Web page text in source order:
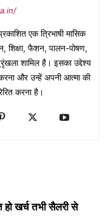
एक त्रिभाषी मासिक
शिक्षा, फैशन, पालन-पोषण,
शामिल है। इसका उद्देश्य
और उन्हें अपनी आत्मा की
करना है।
खर्च तभी सैलरी से